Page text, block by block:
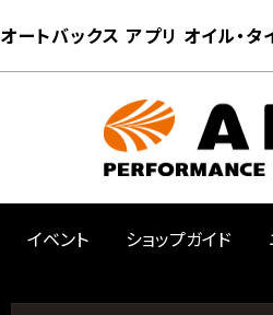
オートバックス アプリ オイル・
イベント ショップガイド